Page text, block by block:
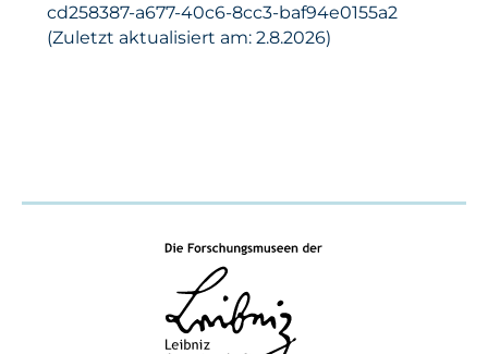
cd258387-a677-40c6-8cc3-baf94e0155a2
(Zuletzt aktualisiert am: 2.8.2026)